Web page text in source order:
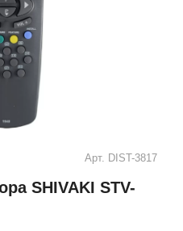
Арт. DIST-3817
SHIVAKI STV-